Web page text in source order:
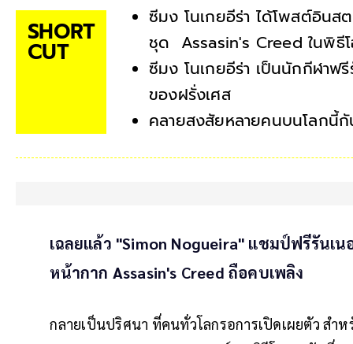
SHORT
CUT
ซีมง โนเกยอีร่า ได้โพสต์อินส
ชุด Assasin's Creed ในพิธี
ซีมง โนเกยอีร่า เป็นนักกีฬาฟ
ของฝรั่งเศส
คลายสงสัยหลายคนบนโลกนี้กั
เฉลยแล้ว "Simon Nogueira" แชมป์ฟรีรัน
หน้ากาก Assasin's Creed ถือคบเพลิง
กลายเป็นปริศนา ที่คนทั่วโลกรอการเปิดเผยตัว สำ